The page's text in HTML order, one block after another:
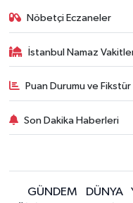
Nöbetçi Eczaneler
İstanbul Namaz
Puan Durumu ve Fikstür
Son Dakika Haberleri
GÜNDEM DÜNYA